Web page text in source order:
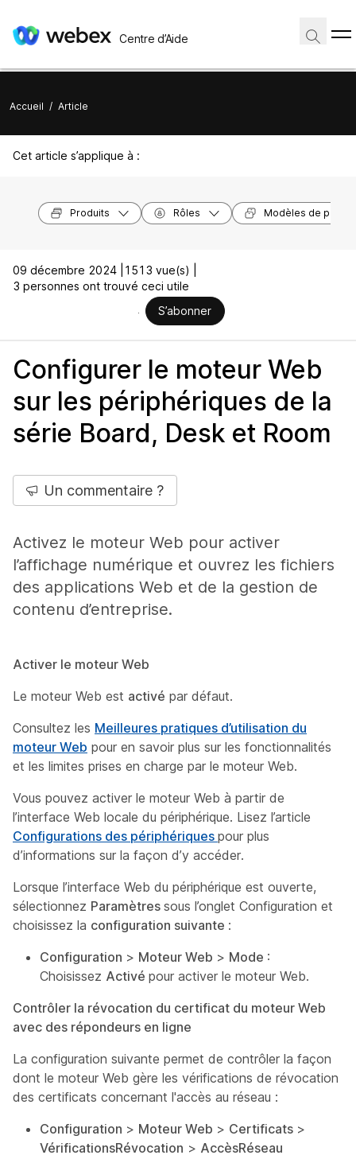
Centre d’Aide
Accueil / Article
Cet article s’applique à :
Produits Rôles Modèles de
09 décembre 2024 |
1513 vue(s) |
3 personnes ont trouvé ceci utile
S’abonner
Configurer le moteur Web
sur les périphériques de la
série Board, Desk et Room
Un commentaire ?
Activez le moteur Web pour activer
l’affichage numérique et ouvrez les fichiers
des applications Web et de la gestion de
contenu d’entreprise.
Activer le moteur Web
Le moteur Web est activé par défaut.
Consultez les Meilleures pratiques d’utilisation du
moteur Web pour en savoir plus sur les fonctionnalités
et les limites prises en charge par le moteur Web.
Vous pouvez activer le moteur Web à partir de
l’interface Web locale du périphérique. Lisez l’article
Configurations des périphériques pour plus
d’informations sur la façon d’y accéder.
Lorsque l’interface Web du périphérique est ouverte,
sélectionnez Paramètres sous l’onglet Configuration et
choisissez la configuration suivante :
Configuration > Moteur Web > Mode :
Choisissez Activé pour activer le moteur Web.
Contrôler la révocation du certificat du moteur Web
avec des répondeurs en ligne
La configuration suivante permet de contrôler la façon
dont le moteur Web gère les vérifications de révocation
des certificats concernant l'accès au réseau :
Configuration > Moteur Web > Certificats >
VérificationsRévocation > AccèsRéseau